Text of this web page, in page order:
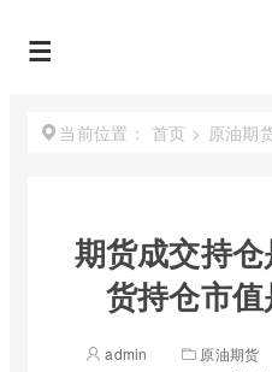
当前位置： 首页 > 原油期
期货成交持
货持仓市
admin 原油期货